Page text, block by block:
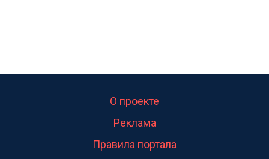
О проекте
Реклама
Правила портала